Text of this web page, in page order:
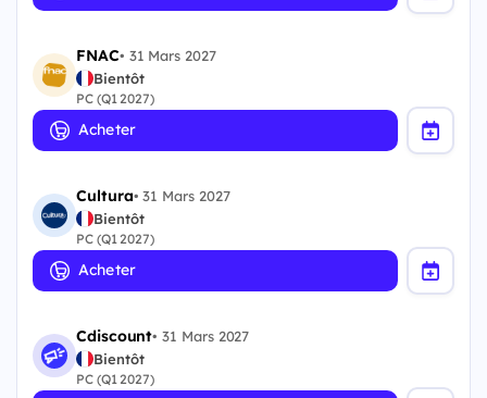
FNAC• 31 Mars 2027
Bientôt
PC (Q1 2027)
Acheter
Cultura•31 Mars 2027
Bientôt
PC (Q1 2027)
Acheter
Cdiscount•31 Mars 2027
Bientôt
PC (Q1 2027)